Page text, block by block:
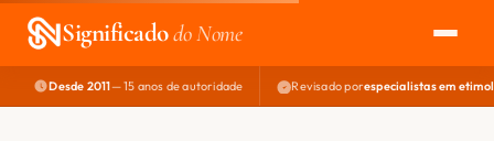
Significadodo Nome
EXPLORAR
Desde 2011— 15 anos de autoridade Revisado porespecialistas em